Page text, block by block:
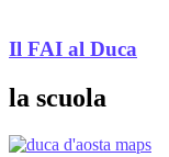
Il FAI al Duca
la scuola